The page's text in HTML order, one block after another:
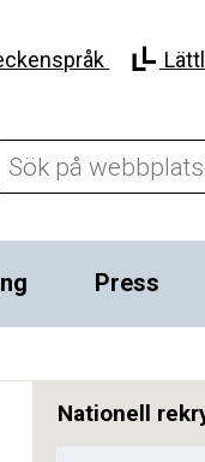
Press
Nationell